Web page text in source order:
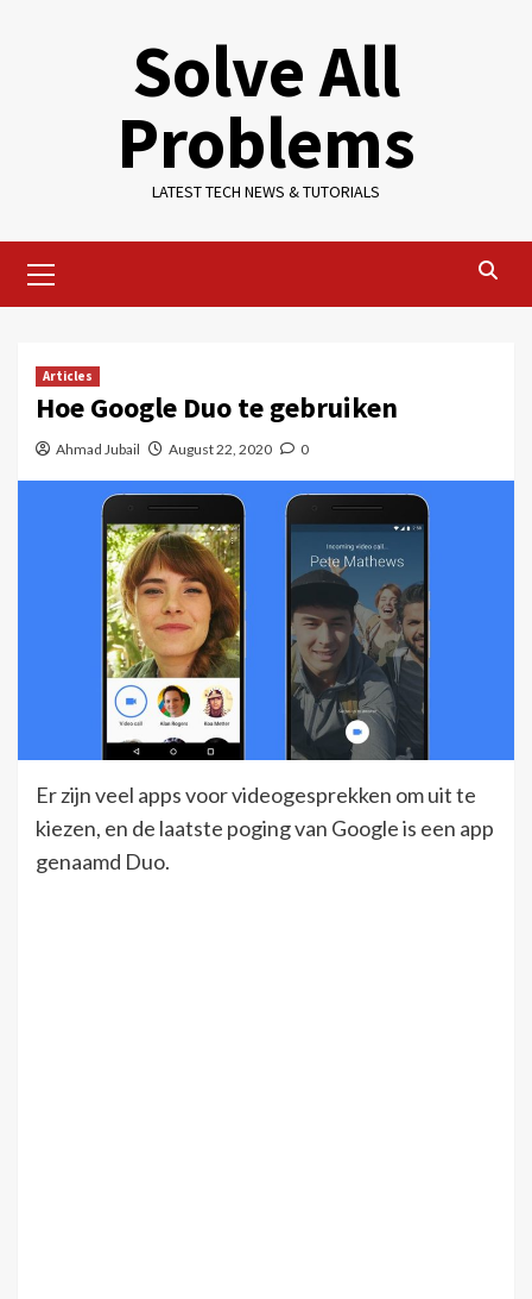
Solve All
Problems
LATEST TECH NEWS & TUTORIALS
Menu
Articles
Hoe Google Duo te gebruiken
Ahmad Jubail August 22, 2020 0
Er zijn veel apps voor videogesprekken om uit te
kiezen, en de laatste poging van Google is een app
genaamd Duo.